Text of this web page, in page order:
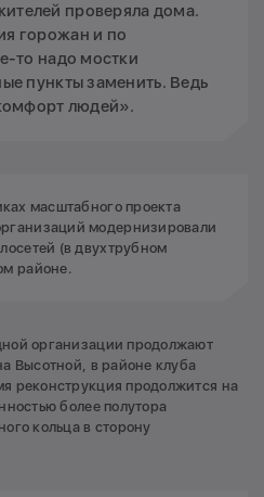
проверяла дома.
горожан и по
то надо мостки
пункты заменить. Ведь
людей».
масштабного проекта
модернизировали
(в двухтрубном
районе.
организации продолжают
Высотной, в районе клуба
реконструкция продолжится на
более полутора
кольца в сторону